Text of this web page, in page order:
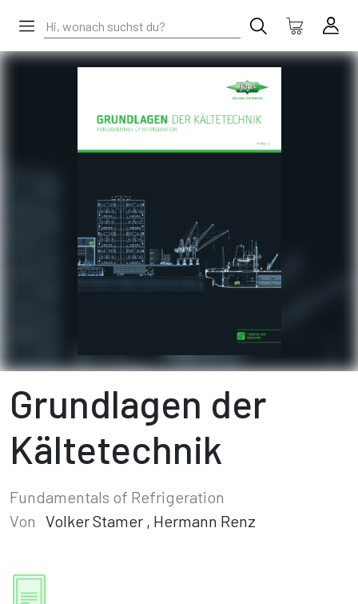
Grundlagen der
Kältetechnik
Fundamentals of Refrigeration
Von Volker Stamer , Hermann Renz